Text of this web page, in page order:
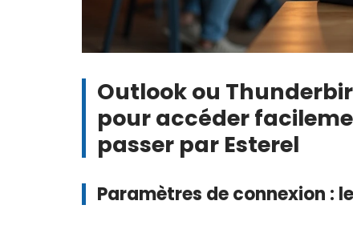
Outlook ou
pour accéder
passer par Esterel
Paramètres de connexion :